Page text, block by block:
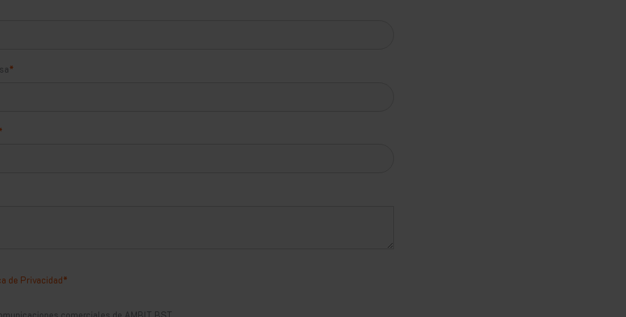
*
de Privacidad*
comerciales de AMBIT BST